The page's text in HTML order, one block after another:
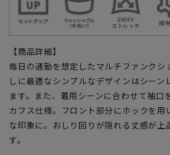
【商品詳細】
毎日の通勤を想定したマルチファンクシ
しに最適なシンプルなデザインはシーン
ます。また、着用シーンに合わせて袖口
カフス仕様。フロント部分にホックを用
な印象に。おしり回りが隠れる丈感が上
す。